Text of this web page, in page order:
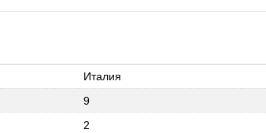
Италия
9
2